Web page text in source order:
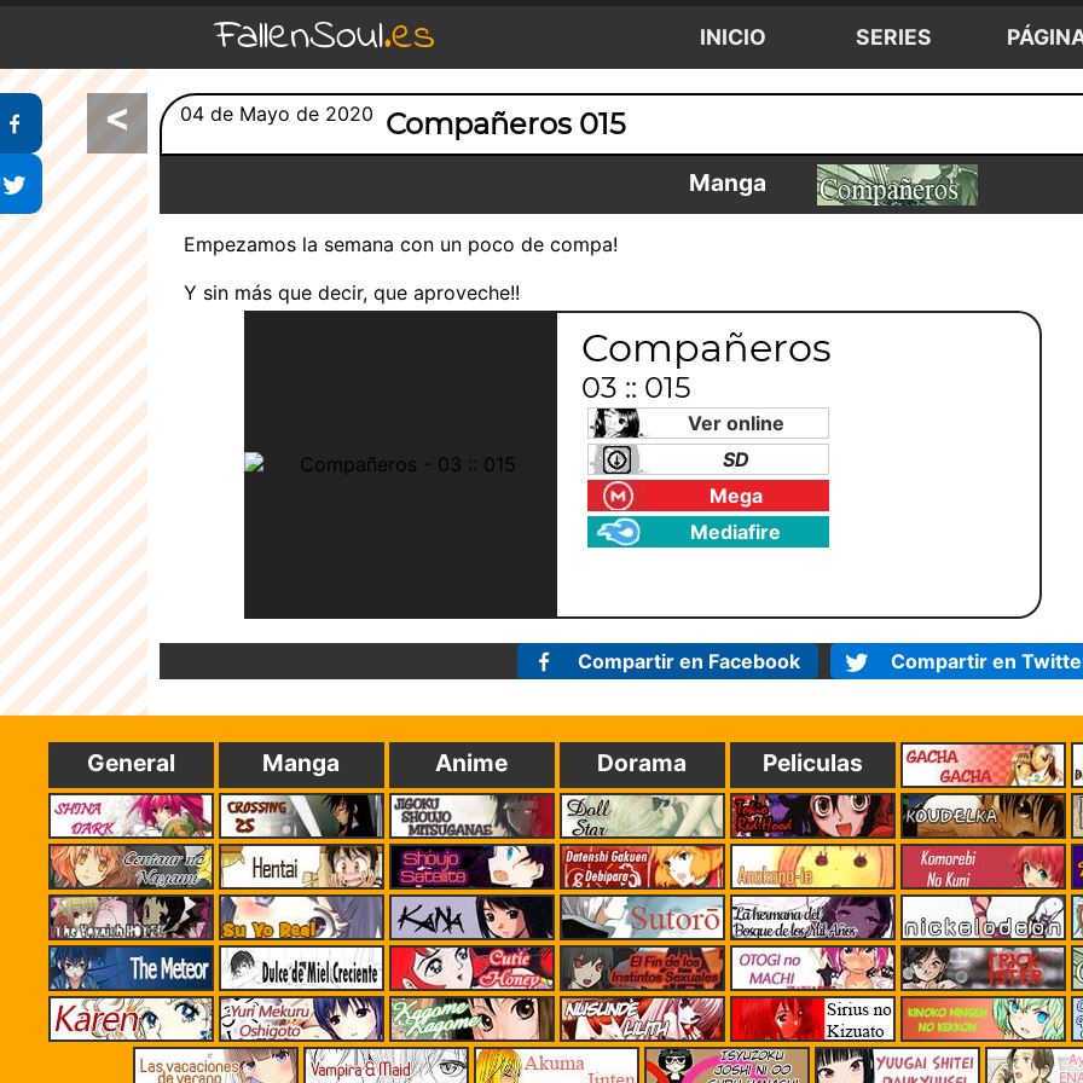
FallenSoul.es INICIO SERIES
<
Compartir en Facebook
Compartir en Twitter
04 de Mayo de 2020 Compañeros 015
Manga
Empezamos la semana con un poco de compa!
Y sin más que decir, que aproveche!!
Compañeros
03 :: 015
Ver online
SD
Mega
Mediafire
Compartir en Facebook Compartir en
General Manga Anime Dorama Peliculas